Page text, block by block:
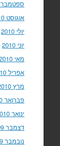
ספטמבר 2010
אוגוסט 2010
יולי 2010
יוני 2010
מאי 2010
אפריל 2010
מרץ 2010
פברואר 2010
ינואר 2010
דצמבר 2009
נובמבר 2009